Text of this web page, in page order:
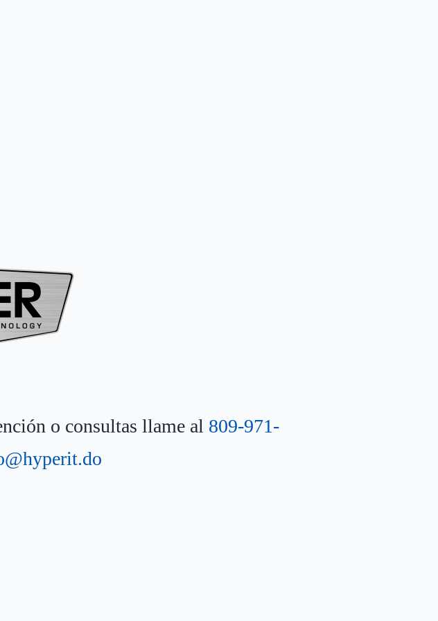
o consultas llame al 809-971-